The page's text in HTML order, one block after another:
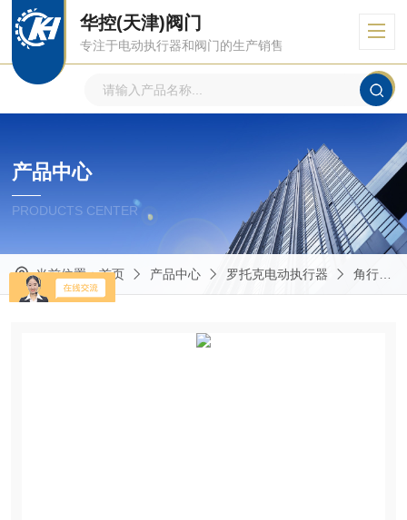
华控(天津)阀门
专注于电动执行器和阀门的生产销售
产品中心
PRODUCTS CENTER
当前位置：首页 产品中心 罗托克电动执行器 角行程多回转